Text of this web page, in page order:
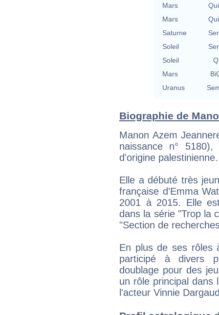
Mars
Mars
Saturne
Soleil
Soleil
Mars
Uranus
Biographie de
Manon Azem
naissance n°
d'origine palestinienne.
Elle a débuté très
française d'Emma
2001 à 2015. Elle
dans la série "Trop la
"Section de
En plus de ses rôles
participé à divers
doublage pour des
un rôle principal dans
l'acteur Vinnie